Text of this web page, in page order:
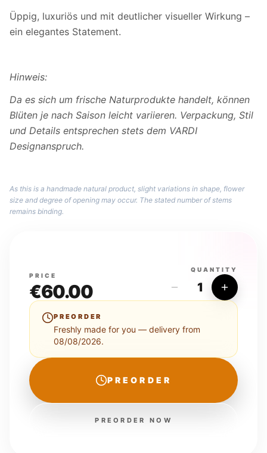
Üppig, luxuriös und mit deutlicher visueller Wirkung –
ein elegantes Statement.
Hinweis:
Da es sich um frische Naturprodukte handelt, können
Blüten je nach Saison leicht variieren. Verpackung, Stil
und Details entsprechen stets dem VARDI
Designanspruch.
As this is a handmade natural product, slight variations in shape, flower
size and degree of opening may occur. The stated number of stems
remains binding.
PRICE
€60.00
QUANTITY
1
PREORDER
Freshly made for you — delivery from
08/08/2026.
PREORDER
PREORDER NOW